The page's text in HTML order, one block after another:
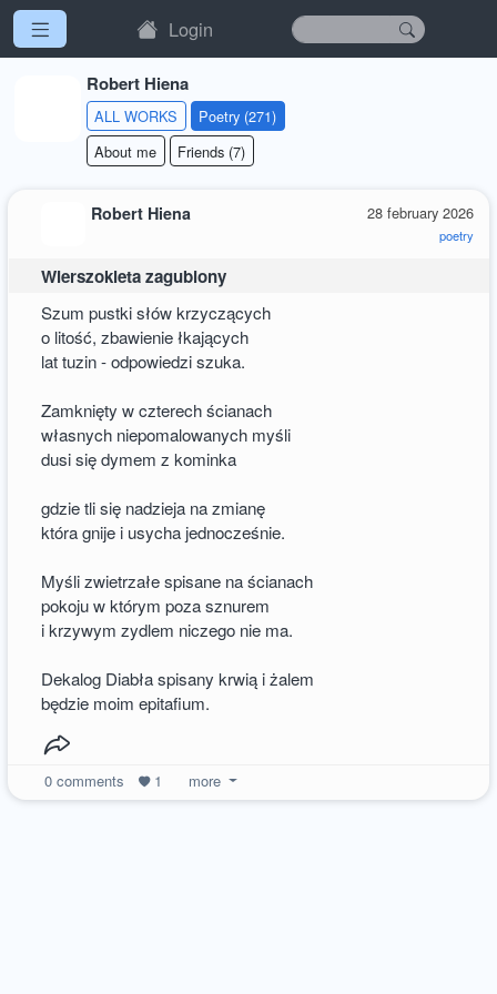
Login
Robert Hiena
ALL WORKS
Poetry (271)
About me
Friends (7)
28 february 2026
poetry
Robert Hiena
Wierszokleta zagubiony
Szum pustki słów krzyczących
o litość, zbawienie łkających
lat tuzin - odpowiedzi szuka.
Zamknięty w czterech ścianach
własnych niepomalowanych myśli
dusi się dymem z kominka
gdzie tli się nadzieja na zmianę
która gnije i usycha jednocześnie.
Myśli zwietrzałe spisane na ścianach
pokoju w którym poza sznurem
i krzywym zydlem niczego nie ma.
Dekalog Diabła spisany krwią i żalem
będzie moim epitafium.
0comments 1 more